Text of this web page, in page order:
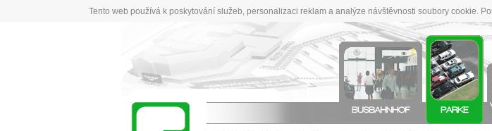
Tento web používá k poskytování služeb, personalizaci reklam a analýze návštěvnosti soubory cookie.